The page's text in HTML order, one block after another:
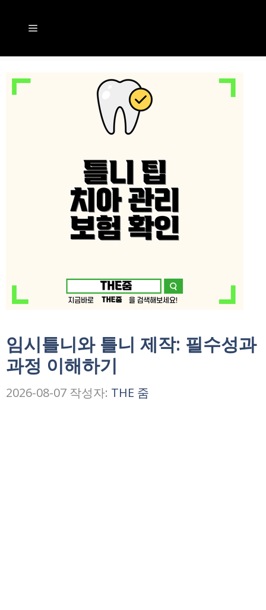
메
뉴
임시틀니와 틀니 제작: 필수성과
과정 이해하기
2026-08-07 작성자: THE 줌